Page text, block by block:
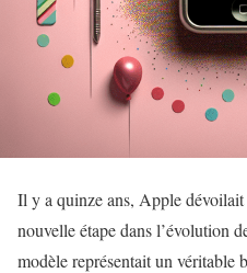
Il y a quinze ans, Apple
nouvelle étape dans l’évolution
modèle représentait un véritable